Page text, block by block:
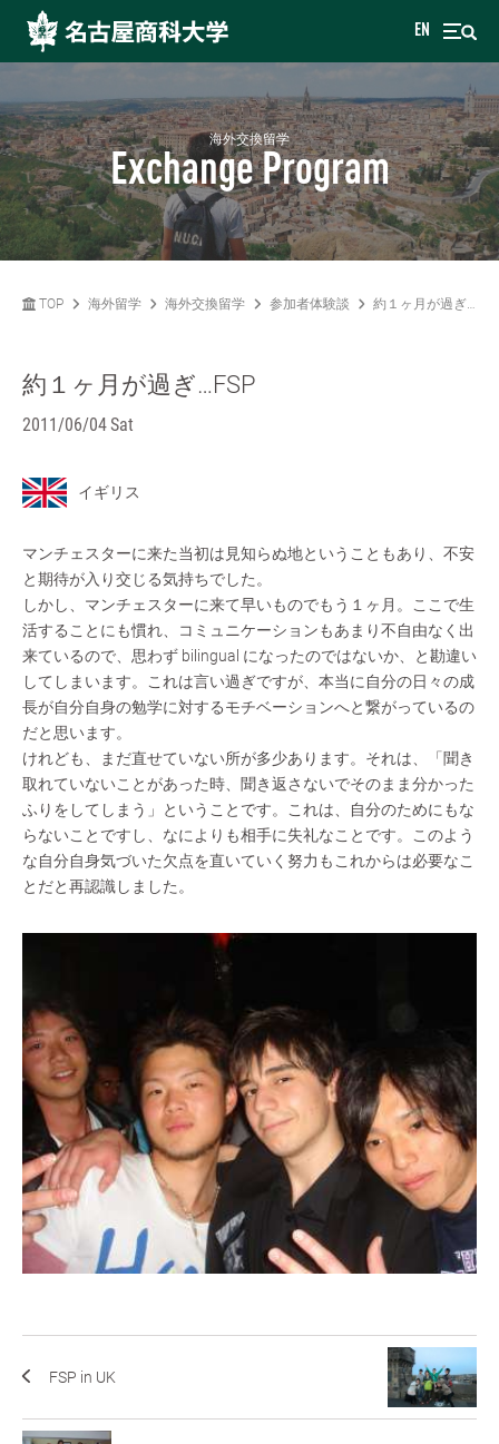
EN
海外交換留学
Exchange Program
TOP 海外留学 海外交換留学 参加者体験談 約１ヶ月が過ぎ…FSP
約１ヶ月が過ぎ…FSP
2011/06/04 Sat
イギリス
マンチェスターに来た当初は見知らぬ地ということもあり、不安
と期待が入り交じる気持ちでした。
しかし、マンチェスターに来て早いものでもう１ヶ月。ここで生
活することにも慣れ、コミュニケーションもあまり不自由なく出
来ているので、思わず bilingual になったのではないか、と勘違い
してしまいます。これは言い過ぎですが、本当に自分の日々の成
長が自分自身の勉学に対するモチベーションへと繋がっているの
だと思います。
けれども、まだ直せていない所が多少あります。それは、「聞き
取れていないことがあった時、聞き返さないでそのまま分かった
ふりをしてしまう」ということです。これは、自分のためにもな
らないことですし、なによりも相手に失礼なことです。このよう
な自分自身気づいた欠点を直いていく努力もこれからは必要なこ
とだと再認識しました。
FSP in UK